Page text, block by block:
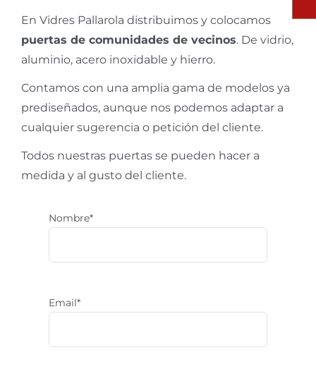
En Vidres Pallarola distribuimos y colocamos
puertas de comunidades de vecinos. De vidrio,
aluminio, acero inoxidable y hierro.
Contamos con una amplia gama de modelos ya
prediseñados, aunque nos podemos adaptar a
cualquier sugerencia o petición del cliente.
Todos nuestras puertas se pueden hacer a
medida y al gusto del cliente.
Nombre*
Email*